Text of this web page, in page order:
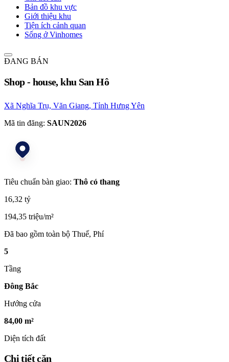
Bản đồ khu vực
Giới thiệu khu
Tiện ích cảnh quan
Sống ở Vinhomes
ĐANG BÁN
Shop - house, khu San Hô
Xã Nghĩa Trụ, Văn Giang, Tỉnh Hưng Yên
Mã tin đăng: SAUN2026
Tiêu chuẩn bàn giao: Thô có thang
16,32 tỷ
194,35 triệu/m²
Đã bao gồm toàn bộ Thuế, Phí
5
Tầng
Đông Bắc
Hướng cửa
84,00 m²
Diện tích đất
Chi tiết căn